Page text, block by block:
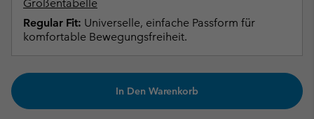
Größentabelle
Regular Fit: Universelle, einfache Passform für
komfortable Bewegungsfreiheit.
In Den Warenkorb